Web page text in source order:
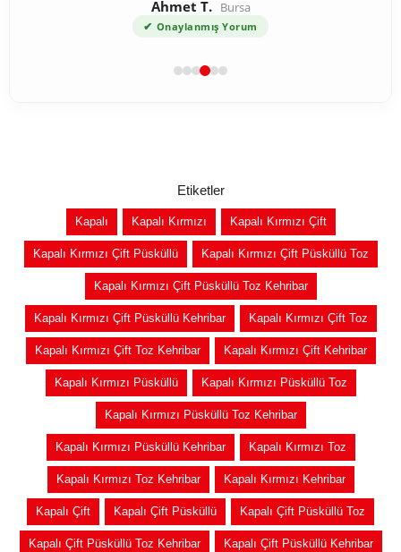
Ahmet T. Bursa
✔ Onaylanmış Yorum
Etiketler
Kapalı Kapalı Kırmızı Kapalı Kırmızı Çift
Kapalı Kırmızı Çift Püsküllü Kapalı Kırmızı Çift Püsküllü Toz
Kapalı Kırmızı Çift Püsküllü Toz Kehribar
Kapalı Kırmızı Çift Püsküllü Kehribar Kapalı Kırmızı Çift Toz
Kapalı Kırmızı Çift Toz Kehribar Kapalı Kırmızı Çift Kehribar
Kapalı Kırmızı Püsküllü Kapalı Kırmızı Püsküllü Toz
Kapalı Kırmızı Püsküllü Toz Kehribar
Kapalı Kırmızı Püsküllü Kehribar Kapalı Kırmızı Toz
Kapalı Kırmızı Toz Kehribar Kapalı Kırmızı Kehribar
Kapalı Çift Kapalı Çift Püsküllü Kapalı Çift Püsküllü Toz
Kapalı Çift Püsküllü Toz Kehribar Kapalı Çift Püsküllü Kehribar